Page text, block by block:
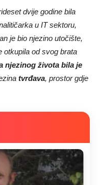
dvije godine bila
u IT sektoru,
je bio njezino utočište,
otkupila od svog brata
njezinog života bila je
tvrđava, prostor gdje